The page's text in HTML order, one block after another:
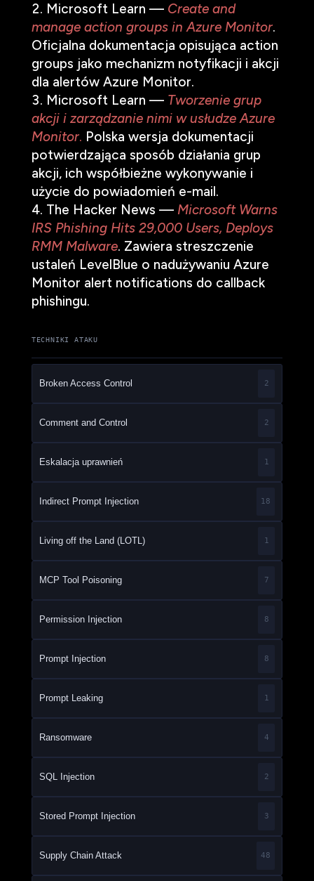
Microsoft Learn — Create and
manage action groups in Azure Monitor.
Oficjalna dokumentacja opisująca action
groups jako mechanizm notyfikacji i akcji
dla alertów Azure Monitor.
Microsoft Learn — Tworzenie grup
akcji i zarządzanie nimi w usłudze Azure
Monitor. Polska wersja dokumentacji
potwierdzająca sposób działania grup
akcji, ich współbieżne wykonywanie i
użycie do powiadomień e-mail.
The Hacker News — Microsoft Warns
IRS Phishing Hits 29,000 Users, Deploys
RMM Malware. Zawiera streszczenie
ustaleń LevelBlue o nadużywaniu Azure
Monitor alert notifications do callback
phishingu.
TECHNIKI ATAKU
Broken Access Control 2
Comment and Control 2
Eskalacja uprawnień 1
Indirect Prompt Injection 18
Living off the Land (LOTL) 1
MCP Tool Poisoning 7
Permission Injection 8
Prompt Injection 8
Prompt Leaking 1
Ransomware 4
SQL Injection 2
Stored Prompt Injection 3
Supply Chain Attack 48